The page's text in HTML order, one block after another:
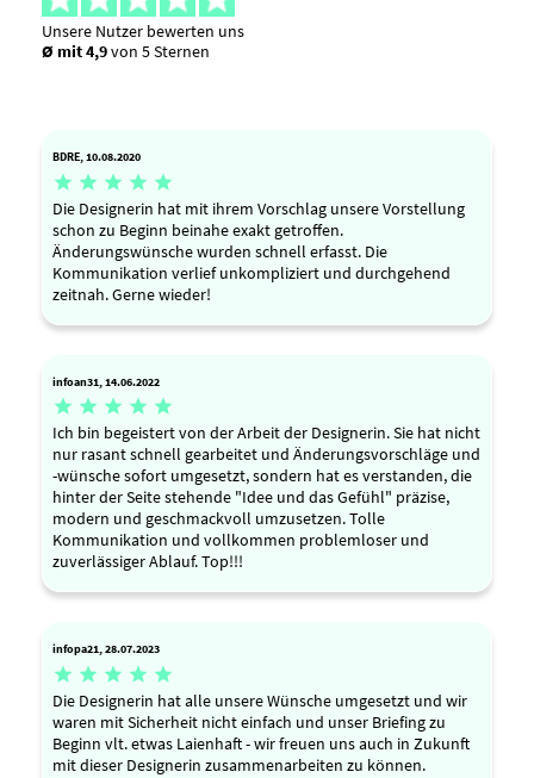
Unsere Nutzer bewerten uns
Ø mit 4,9von 5 Sternen
BDRE, 10.08.2020
    
Die Designerin hat mit ihrem Vorschlag unsere Vorstellung
schon zu Beginn beinahe exakt getroffen.
Änderungswünsche wurden schnell erfasst. Die
Kommunikation verlief unkompliziert und durchgehend
zeitnah. Gerne wieder!
infoan31, 14.06.2022
    
Ich bin begeistert von der Arbeit der Designerin. Sie hat nicht
nur rasant schnell gearbeitet und Änderungsvorschläge und
-wünsche sofort umgesetzt, sondern hat es verstanden, die
hinter der Seite stehende "Idee und das Gefühl" präzise,
modern und geschmackvoll umzusetzen. Tolle
Kommunikation und vollkommen problemloser und
zuverlässiger Ablauf. Top!!!
infopa21, 28.07.2023
    
Die Designerin hat alle unsere Wünsche umgesetzt und wir
waren mit Sicherheit nicht einfach und unser Briefing zu
Beginn vlt. etwas Laienhaft - wir freuen uns auch in Zukunft
mit dieser Designerin zusammenarbeiten zu können.